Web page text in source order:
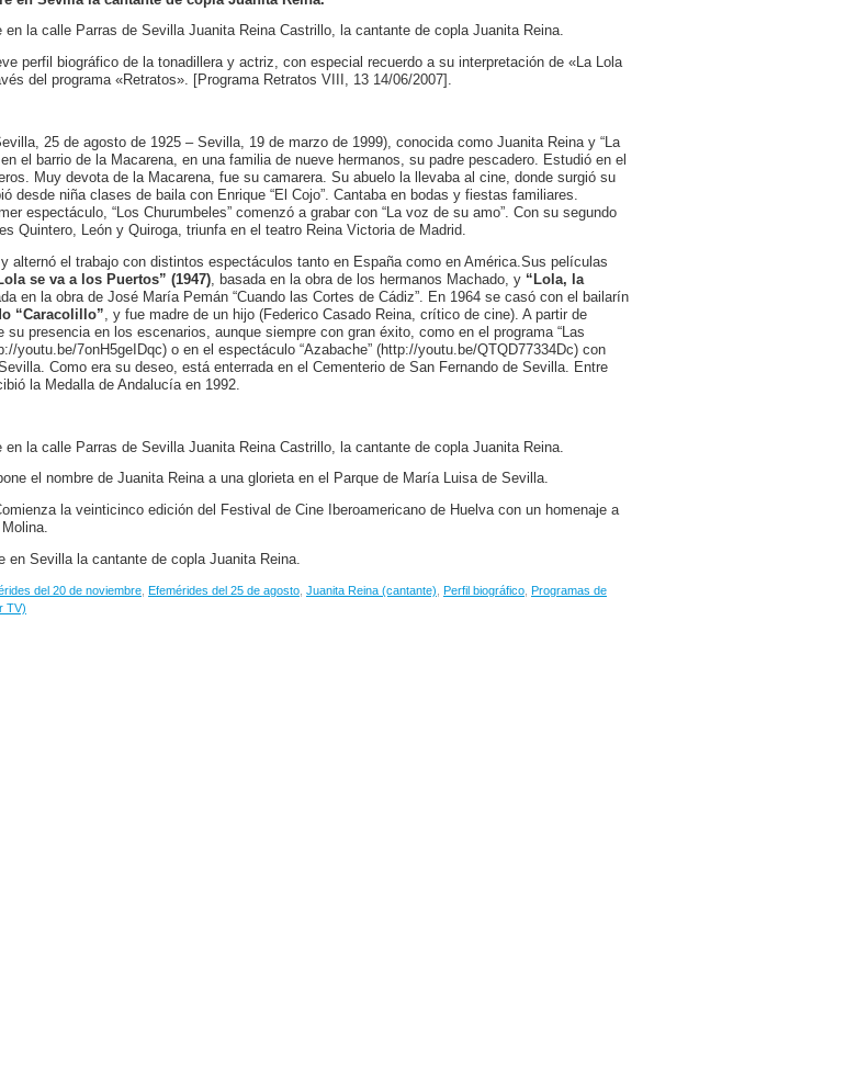
en la calle Parras de Sevilla Juanita Reina Castrillo, la cantante de copla Juanita Reina.
perfil biográfico de la tonadillera y actriz, con especial recuerdo a su interpretación de «La Lola
del programa «Retratos». [Programa Retratos VIII, 13 14/06/2007].
25 de agosto de 1925 – Sevilla, 19 de marzo de 1999), conocida como Juanita Reina y “La
el barrio de la Macarena, en una familia de nueve hermanos, su padre pescadero. Estudió en el
Muy devota de la Macarena, fue su camarera. Su abuelo la llevaba al cine, donde surgió su
desde niña clases de baila con Enrique “El Cojo”. Cantaba en bodas y fiestas familiares.
espectáculo, “Los Churumbeles” comenzó a grabar con “La voz de su amo”. Con su segundo
Quintero, León y Quiroga, triunfa en el teatro Reina Victoria de Madrid.
alternó el trabajo con distintos espectáculos tanto en España como en América.Sus películas
se va a los Puertos” (1947) , basada en la obra de los hermanos Machado, y “Lola, la
en la obra de José María Pemán “Cuando las Cortes de Cádiz”. En 1964 se casó con el bailarín
“Caracolillo” , y fue madre de un hijo (Federico Casado Reina, crítico de cine). A partir de
su presencia en los escenarios, aunque siempre con gran éxito, como en el programa “Las
youtu.be/7onH5geIDqc) o en el espectáculo “Azabache” (http://youtu.be/QTQD77334Dc) con
Como era su deseo, está enterrada en el Cementerio de San Fernando de Sevilla. Entre
la Medalla de Andalucía en 1992.
en la calle Parras de Sevilla Juanita Reina Castrillo, la cantante de copla Juanita Reina.
el nombre de Juanita Reina a una glorieta en el Parque de María Luisa de Sevilla.
la veinticinco edición del Festival de Cine Iberoamericano de Huelva con un homenaje a
en Sevilla la cantante de copla Juanita Reina.
del 20 de noviembre Efemérides del 25 de agosto Juanita Reina (cantante) Perfil biográfico Programas de
TV)